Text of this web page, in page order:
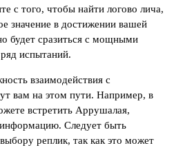
с того, чтобы найти логово лича,
значение в достижении вашей
будет сразиться с мощными
испытаний.
взаимодействия с
вам на этом пути. Например, в
встретить Аррушалая,
Следует быть
реплик, так как это может